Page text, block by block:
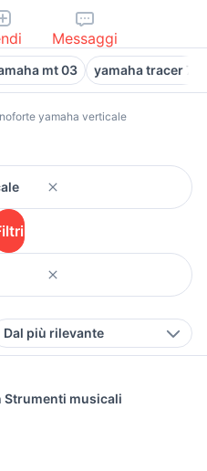
Messaggi
mt 03 yamaha tracer 7
yamaha verticale
Dal più rilevante
Strumenti musicali